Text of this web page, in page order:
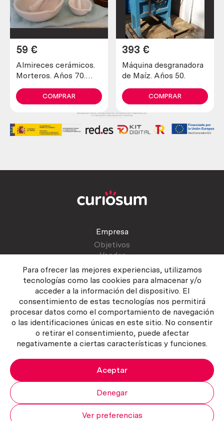
Para ofrecer las mejores experiencias, utilizamos
tecnologías como las cookies para almacenar y/o
acceder a la información del dispositivo. El
consentimiento de estas tecnologías nos permitirá
procesar datos como el comportamiento de navegación
o las identificaciones únicas en este sitio. No consentir
o retirar el consentimiento, puede afectar
negativamente a ciertas características y funciones.
Aceptar
Denegar
Ver preferencias
Almireces cerámicos.
Morteros. Años 70.
colección. Perfectos.
59 €
COMPRAR
Máquina desgranadora
de Maíz. Años 50.
393 €
COMPRAR
Empresa
Objetivos
Vender
Atención al cliente
Contactar
Manual del vendedor
Política del servicio
Política de Cookies
Copyright ©2026 Curiosum S.L. Todos los derechos reservados.